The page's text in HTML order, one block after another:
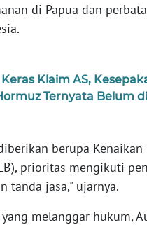
di Papua dan
Klaim AS,
Ternyata Belum
berupa Kenaikan
prioritas mengikuti
tanda jasa," ujarnya.
melanggar hukum,